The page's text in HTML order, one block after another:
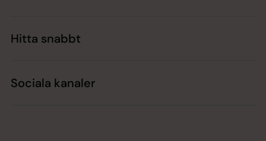
Hitta snabbt
Sociala kanaler